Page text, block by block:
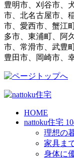
豊明市、刈谷市、
市、北名古屋市、
市、愛西市、蟹江
多市、東浦町、阿
市、常滑市、武豊
豊田市、岡崎市、
HOME
nattoku住宅
理想の
家具ま
身体に